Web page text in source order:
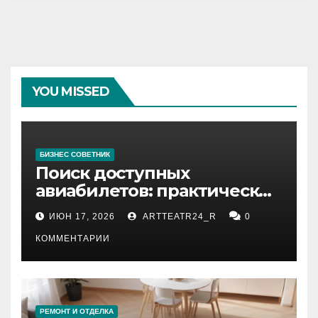
YOU MISSED
БИЗНЕС СОВЕТНИК
Поиск доступных
авиабилетов: практические
рекомендации
ИЮН 17, 2026 ARTTEATR24_R 0
КОММЕНТАРИИ
РЕМОНТ И ОТДЕЛКА